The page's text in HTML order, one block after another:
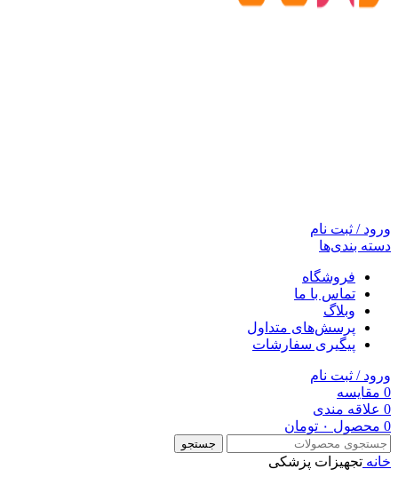
ورود / ثبت نام
دسته بندی‌ها
فروشگاه
تماس با ما
وبلاگ
پرسش‌های متداول
پیگیری سفارشات
ورود / ثبت نام
0 مقایسه
0 علاقه مندی
0 محصول ۰ تومان
جستجو
خانه تجهیزات پزشکی